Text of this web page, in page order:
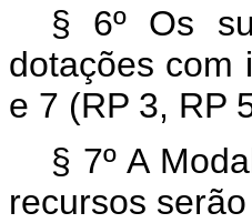
§ 6º Os
dotações com
e 7 (RP 3, RP
§ 7º A
recursos